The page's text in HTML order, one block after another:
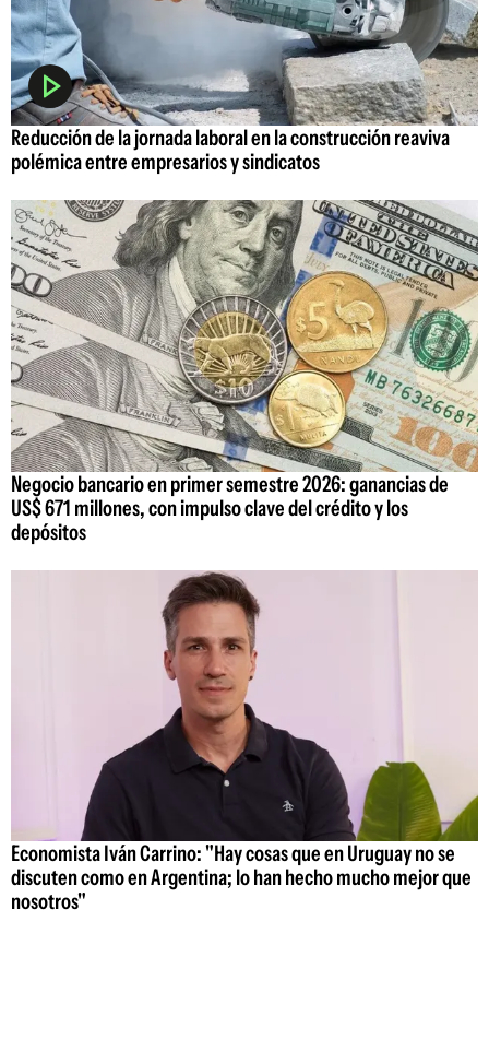
Reducción de la jornada laboral en la construcción reaviva
polémica entre empresarios y sindicatos
Negocio bancario en primer semestre 2026: ganancias de
US$ 671 millones, con impulso clave del crédito y los
depósitos
Economista Iván Carrino: "Hay cosas que en Uruguay no se
discuten como en Argentina; lo han hecho mucho mejor que
nosotros"